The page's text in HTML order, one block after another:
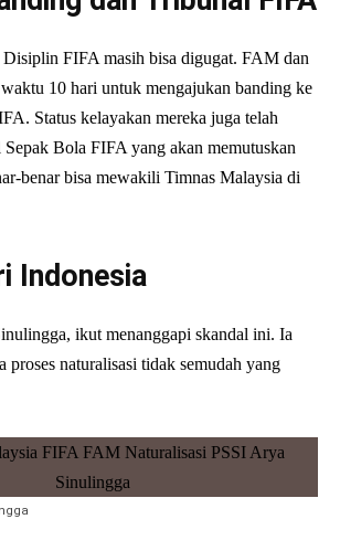
FIFA masih bisa digugat. FAM dan
10 hari untuk mengajukan banding ke
Status kelayakan mereka juga telah
Bola FIFA yang akan memutuskan
benar bisa mewakili Timnas Malaysia di
Indonesia
ikut menanggapi skandal ini. Ia
proses naturalisasi tidak semudah yang